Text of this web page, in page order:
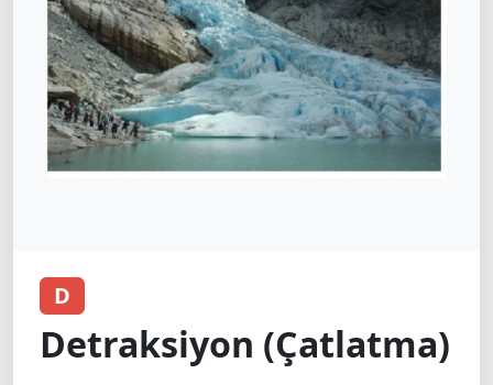
D
Detraksiyon (Çatlatma)